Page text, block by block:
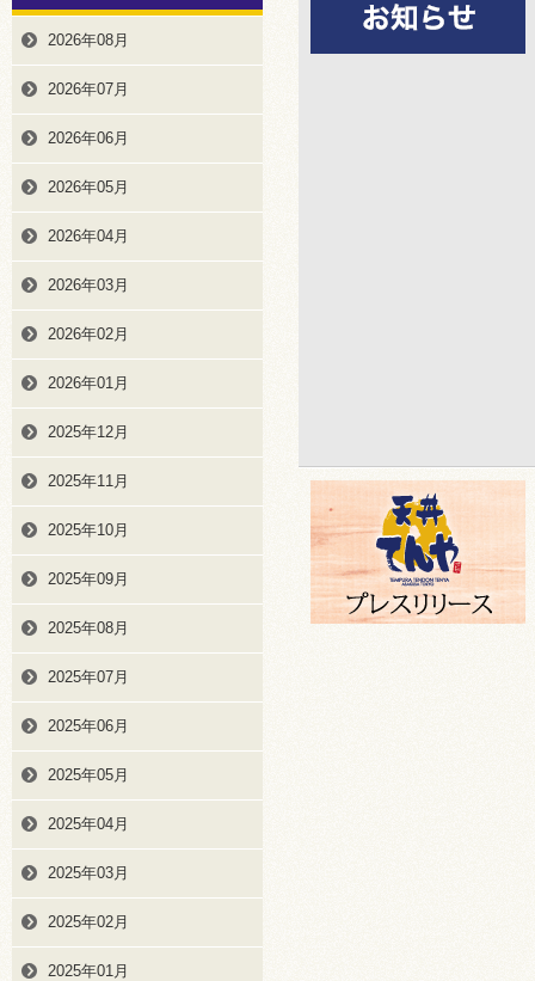
2026年08月
2026年07月
2026年06月
2026年05月
2026年04月
2026年03月
2026年02月
2026年01月
2025年12月
2025年11月
2025年10月
2025年09月
2025年08月
2025年07月
2025年06月
2025年05月
2025年04月
2025年03月
2025年02月
2025年01月